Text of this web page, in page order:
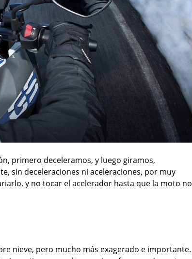
primero deceleramos, y luego giramos,
sin deceleraciones ni aceleraciones, por muy
y no tocar el acelerador hasta que la moto no
nieve, pero mucho más exagerado e importante.